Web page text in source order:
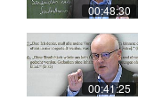
00:48:30
00:41:25